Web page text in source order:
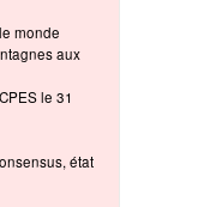
monde
aux
le 31
état